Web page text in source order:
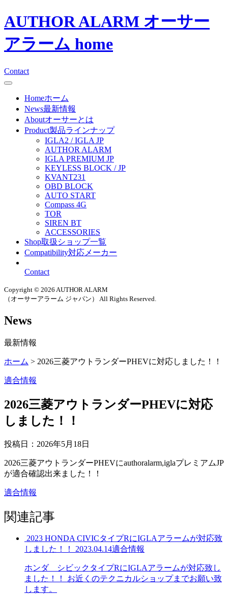
AUTHOR ALARM オーサー
アラーム home
Contact
Homeホーム
News最新情報
Aboutオーサーとは
Product製品ラインナップ
IGLA2 / IGLA JP
AUTHOR ALARM
IGLA PREMIUM JP
KEYLESS BLOCK / JP
KVANT231
OBD BLOCK
AUTO START
Compass 4G
TOR
SIREN BT
ACCESSORIES
Shop取扱ショップ一覧
Compatibility対応メーカー
Contact
Copyright © 2026 AUTHOR ALARM
（オーサーアラーム ジャパン） All Rights Reserved.
News
最新情報
ホーム > 2026三菱アウトランダーPHEVに対応しました！！
適合情報
2026三菱アウトランダーPHEVに対応
しました！！
投稿日：2026年5月18日
2026三菱アウトランダーPHEVにauthoralarm,iglaプレミアムJP
が適合確認出来ました！！
適合情報
関連記事
2023 HONDA CIVICタイプRにIGLAアラームが対応致
しました！！
2023.04.14適合情報
ホンダ シビックタイプRにIGLAアラームが対応致し
ました！！ お近くのテクニカルショップまでお願い致
します。